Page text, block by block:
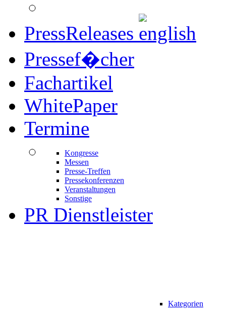
PressReleases
Pressef�cher
Fachartikel
WhitePaper
Termine
Kongresse
Messen
Presse-Treffen
Pressekonferenzen
Veranstaltungen
Sonstige
PR Dienstleister
Kategorien